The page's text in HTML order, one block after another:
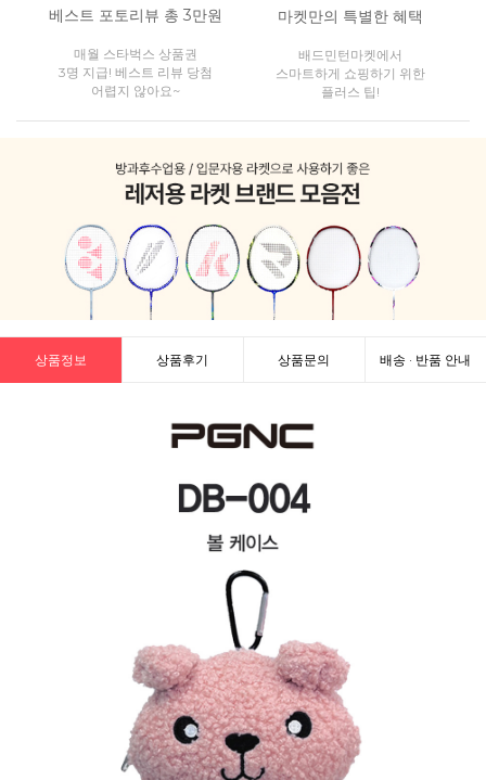
베스트 포토리뷰 총 3만원
매월 스타벅스 상품권
3명 지급! 베스트 리뷰 당첨
어렵지 않아요~
마켓만의 특별한 혜택
배드민턴마켓에서
스마트하게 쇼핑하기 위한
플러스 팁!
상품정보 상품후기 상품문의 배송 · 반품 안내